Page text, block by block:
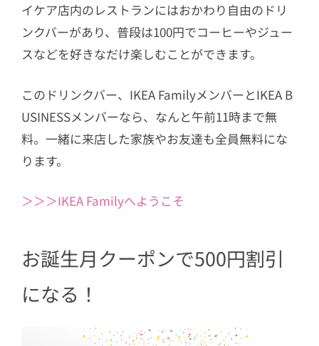
イケア店内のレストランにはおかわり自由のドリ
ンクバーがあり、普段は100円でコーヒーやジュー
スなどを好きなだけ楽しむことができます。
このドリンクバー、IKEA FamilyメンバーとIKEA B
USINESSメンバーなら、なんと午前11時まで無
料。一緒に来店した家族やお友達も全員無料にな
ります。
＞＞＞IKEA Familyへようこそ
お誕生月クーポンで500円割引
になる！